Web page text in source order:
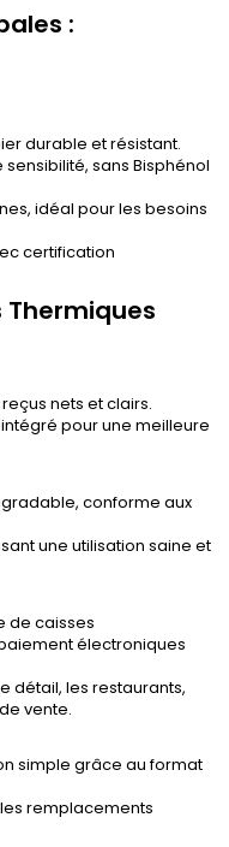
:
durable et résistant.
sans Bisphénol
idéal pour les besoins
certification
nets et clairs.
pour une meilleure
conforme aux
une utilisation saine et
de caisses
électroniques
détail, les restaurants,
vente.
simple grâce au format
remplacements